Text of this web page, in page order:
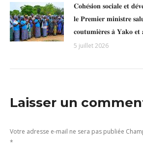
𝐂𝐨𝐡𝐞́𝐬𝐢𝐨𝐧 𝐬𝐨𝐜𝐢𝐚𝐥𝐞 𝐞𝐭
𝐥𝐞 𝐏𝐫𝐞𝐦𝐢𝐞𝐫 𝐦𝐢𝐧𝐢𝐬𝐭𝐫𝐞
𝐜𝐨𝐮𝐭𝐮𝐦𝐢𝐞̀𝐫𝐞𝐬 𝐚̀ 𝐘𝐚𝐤𝐨
5 juillet 2026
Laisser un
Votre adresse e-mail ne sera pas publiée
*